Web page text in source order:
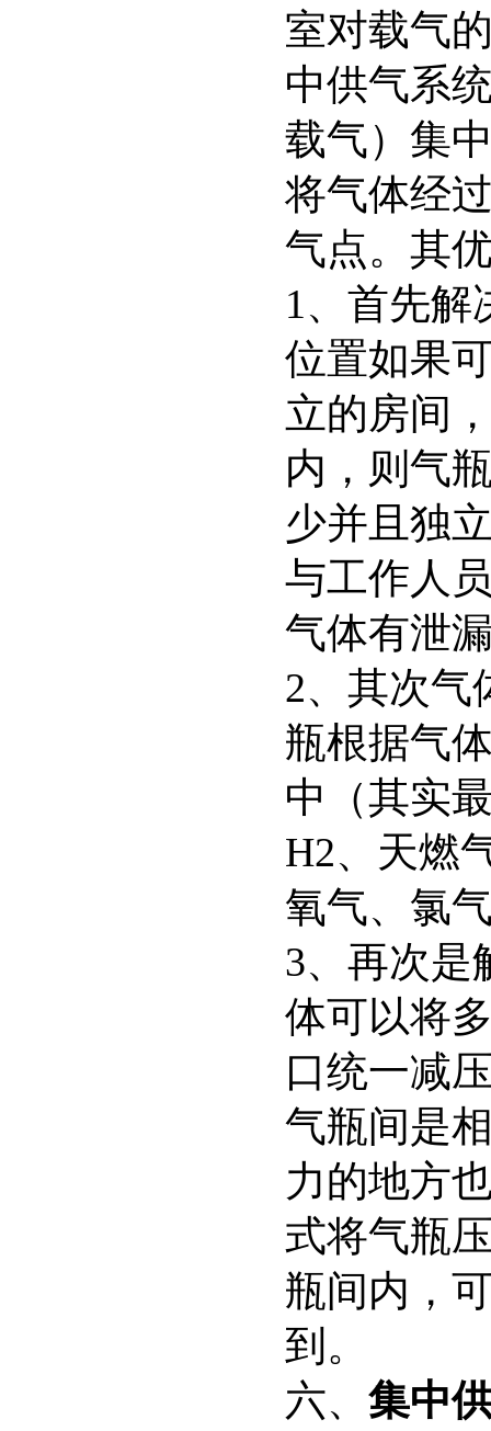
室对载气
中供气系
载气）集
将气体经
气点。其
1、首先解
位置如果
立的房间
内，则气
少并且独
与工作人
气体有泄
2、其次气
瓶根据气
中（其实
H2、天燃
氧气、氯
3、再次是
体可以将
口统一减
气瓶间是
力的地方
式将气瓶
瓶间内，
到。
六、 集中